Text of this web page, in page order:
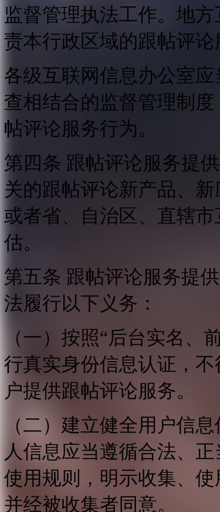
监督管理执法工作。地
责本行政区域的跟帖评
各级互联网信息办公室
查相结合的监督管理制
帖评论服务行为。
第四条 跟帖评论服务提
关的跟帖评论新产品、
或者省、自治区、直辖
估。
第五条 跟帖评论服务提
法履行以下义务：
（一）按照“后台实名、
行真实身份信息认证，
户提供跟帖评论服务。
（二）建立健全用户信
人信息应当遵循合法、
使用规则，明示收集、
并经被收集者同意。